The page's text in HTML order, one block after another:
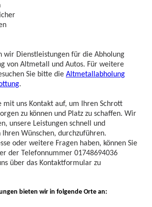
wir Dienstleistungen für die Abholung
von Altmetall und Autos. Für weitere
Sie bitte die Altmetallabholung
.
mit uns Kontakt auf, um Ihren Schrott
zu können und Platz zu schaffen. Wir
unsere Leistungen schnell und
Ihren Wünschen, durchzuführen.
oder weitere Fragen haben, können Sie
der Telefonnummer 01748694036
über das Kontaktformular zu
bieten wir in folgende Orte an: